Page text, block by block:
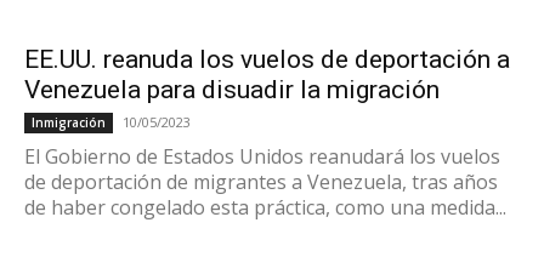
EE.UU. reanuda los vuelos de deportación a
Venezuela para disuadir la migración
Inmigración 10/05/2023
El Gobierno de Estados Unidos reanudará los vuelos
de deportación de migrantes a Venezuela, tras años
de haber congelado esta práctica, como una medida...